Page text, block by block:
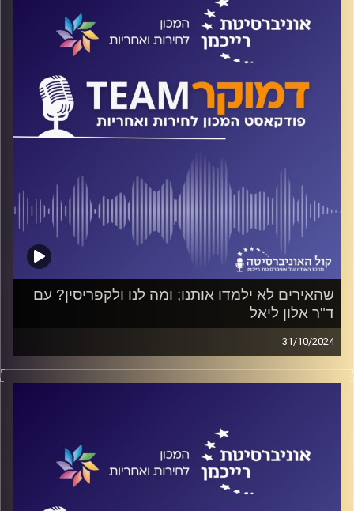
התנהלות המשטרה להיררכיה של אזרחויות? והאם המשטרה
בכלל רוצה להלחם בפשיעה בחברה הערבית?
על כל אלה ועוד ישוחח ד"ר חיים וייצמן עם ד"ר יאיר יאסן
קרדיט תמונות:המכון לחירות ואחריות
שהאירים לא ילמדו אותנו; ומה לנו ולקפריסין? עם
ד"ר אלון ליאל
31/10/2024
מה ניתן ללמוד, אם בכלל, ממדינות אחרות על הקונפליקט
שלנו עם הפלסטינים? והאם נוכל להקיש ממה שקרה